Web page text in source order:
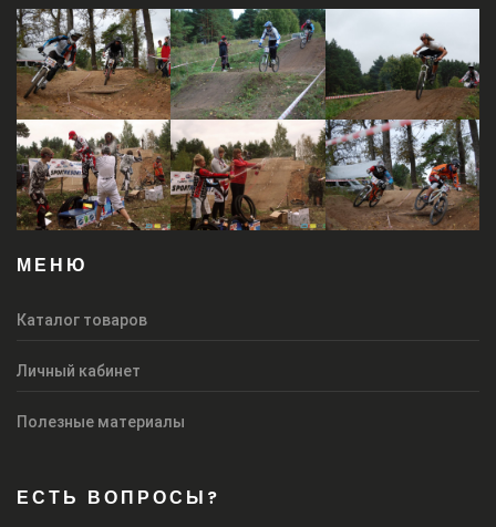
МЕНЮ
Каталог товаров
Личный кабинет
Полезные материалы
ЕСТЬ ВОПРОСЫ?